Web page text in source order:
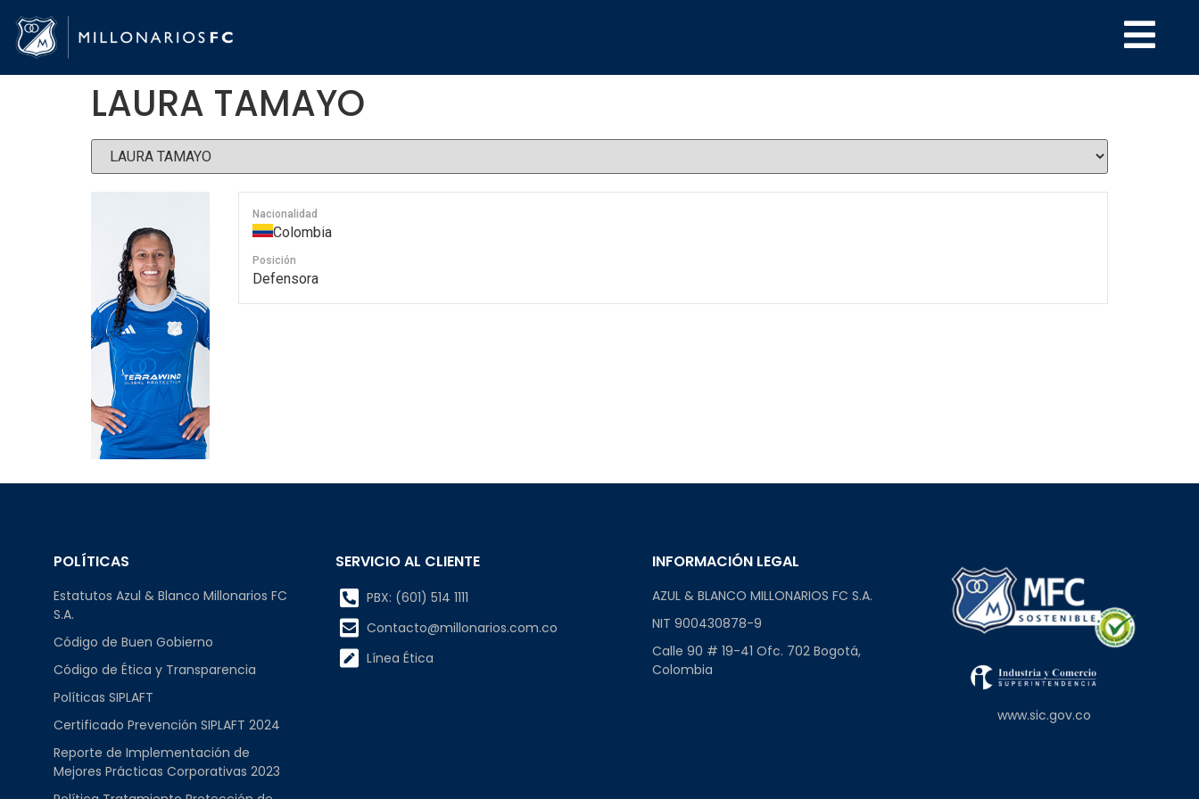
LAURA TAMAYO
Nacionalidad
Colombia
Posición
Defensora
POLÍTICAS
Estatutos Azul & Blanco Millonarios FC
S.A.
Código de Buen Gobierno
Código de Ética y Transparencia
Políticas SIPLAFT
Certificado Prevención SIPLAFT 2024
Reporte de Implementación de
Mejores Prácticas Corporativas 2023
SERVICIO AL CLIENTE
PBX: (601) 514 1111
Contacto@millonarios.com.co
Línea Ética
INFORMACIÓN LEGAL
AZUL & BLANCO MILLONARIOS FC S.A.
NIT 900430878-9
Calle 90 # 19-41 Ofc. 702 Bogotá,
Colombia
www.sic.gov.co